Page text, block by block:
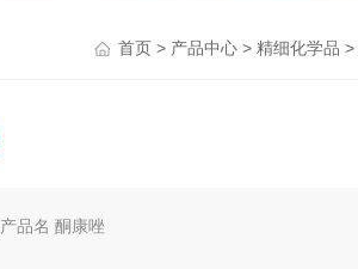
首页> 产品中心> 精细化学品 >
产品名 酮康唑